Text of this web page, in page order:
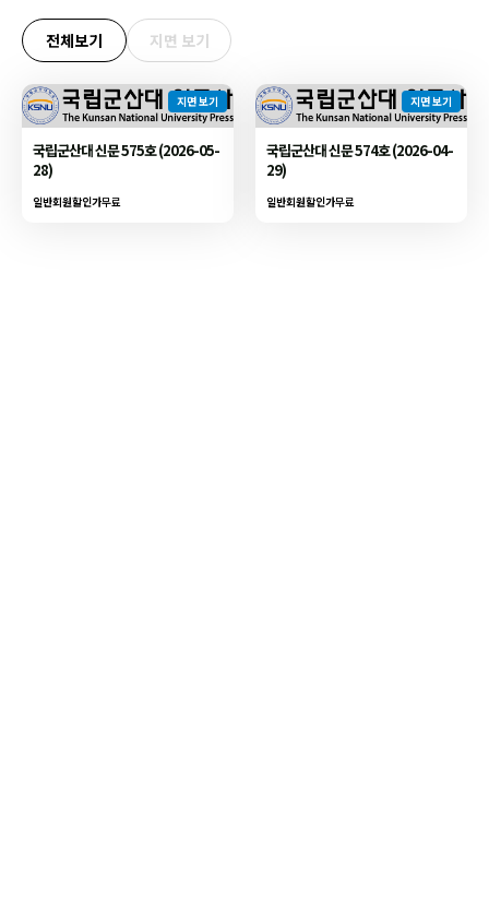
전체보기 지면 보기
지면 보기
국립군산대 신문 575호 (2026-05-
28)
일반회원할인가무료
지면 보기
국립군산대 신문 574호 (2026-04-
29)
일반회원할인가무료